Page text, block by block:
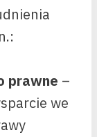
prawne –
we